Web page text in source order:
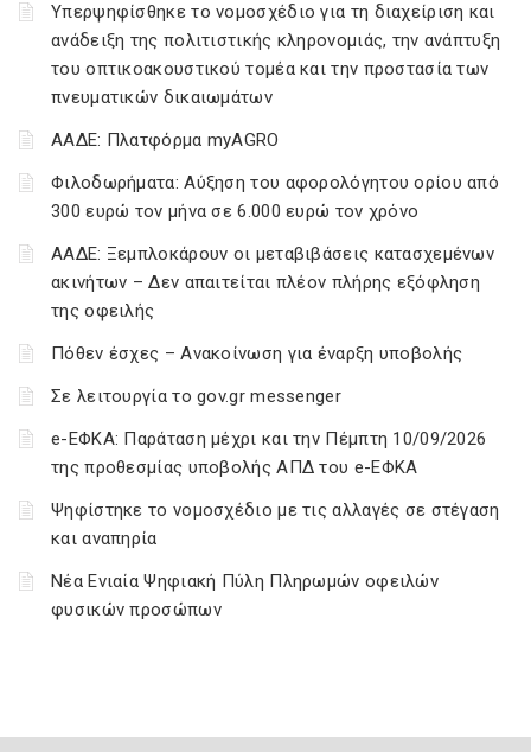
Υπερψηφίσθηκε το νομοσχέδιο για τη διαχείριση και
ανάδειξη της πολιτιστικής κληρονομιάς, την ανάπτυξη
του οπτικοακουστικού τομέα και την προστασία των
πνευματικών δικαιωμάτων
ΑΑΔΕ: Πλατφόρμα myAGRO
Φιλοδωρήματα: Αύξηση του αφορολόγητου ορίου από
300 ευρώ τον μήνα σε 6.000 ευρώ τον χρόνο
ΑΑΔΕ: Ξεμπλοκάρουν οι μεταβιβάσεις κατασχεμένων
ακινήτων – Δεν απαιτείται πλέον πλήρης εξόφληση
της οφειλής
Πόθεν έσχες – Ανακοίνωση για έναρξη υποβολής
Σε λειτουργία το gov.gr messenger
e-ΕΦΚΑ: Παράταση μέχρι και την Πέμπτη 10/09/2026
της προθεσμίας υποβολής ΑΠΔ του e-ΕΦΚΑ
Ψηφίστηκε το νομοσχέδιο με τις αλλαγές σε στέγαση
και αναπηρία
Νέα Ενιαία Ψηφιακή Πύλη Πληρωμών οφειλών
φυσικών προσώπων